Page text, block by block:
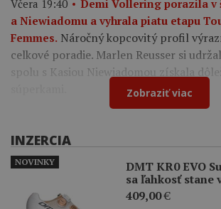
Včera 19:40
Demi Vollering porazila v
a Niewiadomu a vyhrala piatu etapu
Femmes. Náročný kopcovitý profil
celkové poradie. Marlen Reusser si
spolu s Kasiou Niewiadomou získala
Zobraziť viac
INZERCIA
DMT KR0 EVO
sa ľahkosť stane
409,00€
NOVINKY